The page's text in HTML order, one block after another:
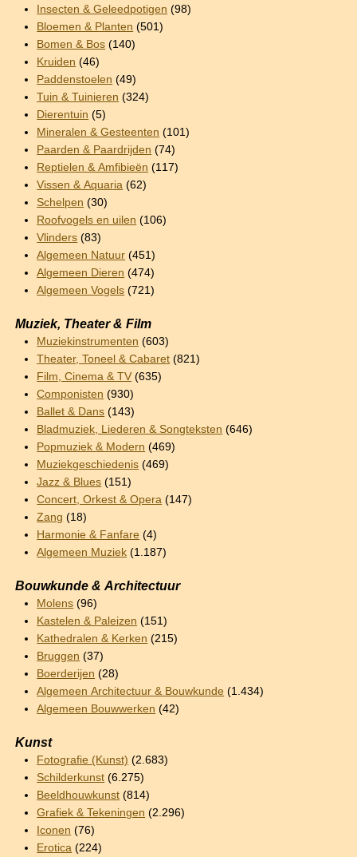
Insecten & Geleedpotigen (98)
Bloemen & Planten (501)
Bomen & Bos (140)
Kruiden (46)
Paddenstoelen (49)
Tuin & Tuinieren (324)
Dierentuin (5)
Mineralen & Gesteenten (101)
Paarden & Paardrijden (74)
Reptielen & Amfibieën (117)
Vissen & Aquaria (62)
Schelpen (30)
Roofvogels en uilen (106)
Vlinders (83)
Algemeen Natuur (451)
Algemeen Dieren (474)
Algemeen Vogels (721)
Muziek, Theater & Film
Muziekinstrumenten (603)
Theater, Toneel & Cabaret (821)
Film, Cinema & TV (635)
Componisten (930)
Ballet & Dans (143)
Bladmuziek, Liederen & Songteksten (646)
Popmuziek & Modern (469)
Muziekgeschiedenis (469)
Jazz & Blues (151)
Concert, Orkest & Opera (147)
Zang (18)
Harmonie & Fanfare (4)
Algemeen Muziek (1.187)
Bouwkunde & Architectuur
Molens (96)
Kastelen & Paleizen (151)
Kathedralen & Kerken (215)
Bruggen (37)
Boerderijen (28)
Algemeen Architectuur & Bouwkunde (1.434)
Algemeen Bouwwerken (42)
Kunst
Fotografie (Kunst) (2.683)
Schilderkunst (6.275)
Beeldhouwkunst (814)
Grafiek & Tekeningen (2.296)
Iconen (76)
Erotica (224)